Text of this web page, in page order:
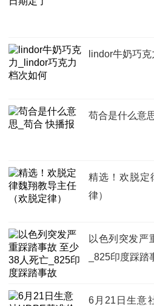
lindor牛奶巧
苟合是什么意
精选！欢脱定
律）
以色列突发严
_825印度踩踏
6月21日生意